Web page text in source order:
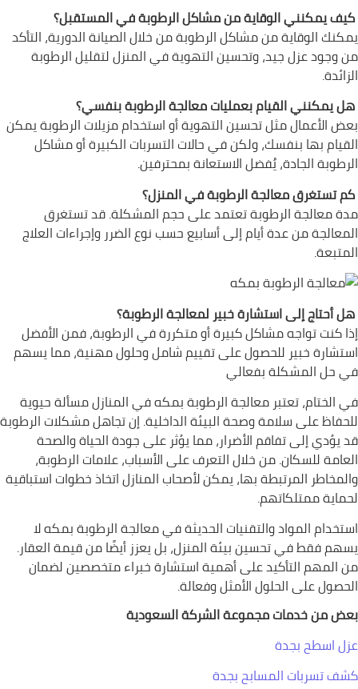
كيف يمكنني الوقاية من مشاكل الرطوبة في المستقبل؟
يمكنك الوقاية من مشاكل الرطوبة من خلال الصيانة الدورية، التأكد
من وجود عزل جيد، وتحسين التهوية في المنزل لتقليل الرطوبة
الزائدة.
هل يمكنني القيام بعمليات معالجة الرطوبة بنفسي؟
بعض الأعمال مثل تحسين التهوية أو استخدام مزيلات الرطوبة يمكن
القيام بها بنفسك، ولكن في حالات التسربات الكبيرة أو مشاكل
الرطوبة الجادة، يُفضل الاستعانة بمحترفين.
كم تستغرق معالجة الرطوبة في المنزل؟
مدة معالجة الرطوبة تعتمد على حجم المشكلة. قد تستغرق
المعالجة من عدة أيام إلى أسابيع حسب نوع الضرر وإجراءات العلاج
المتبعة.
هل أحتاج إلى استشارة خبير لمعالجة الرطوبة؟
إذا كنت تواجه مشاكل كبيرة أو متكررة في الرطوبة، فمن الأفضل
استشارة خبير للحصول على تقييم شامل وحلول مهنية، مما يسهم
في حل المشكلة بفعالي
في الختام، تعتبر معالجة الرطوبة بمكه في المنازل مسألة حيوية
للحفاظ على سلامة وصحة البيئة الداخلية. إن تجاهل مشكلات الرطوبة
قد يؤدي إلى تفاقم الأضرار، مما يؤثر على جودة الحياة والصحة
العامة للسكان. من خلال التعرف على الأسباب، علامات الرطوبة،
والمخاطر المرتبطة بها، يمكن لأصحاب المنازل اتخاذ خطوات استباقية
لحماية ممتلكاتهم.
استخدام المواد والتقنيات الحديثة في معالجة الرطوبة بمكه لا
يسهم فقط في تحسين بيئة المنزل، بل يعزز أيضًا من قيمة العقار.
من المهم التأكيد على أهمية استشارة خبراء متخصصين لضمان
الحصول على الحلول الأمثل وفعالة.
بعض من خدمات مجموعة الشركة السعودية
عزل اسطح بجدة
كشف تسربات المسابح بجدة